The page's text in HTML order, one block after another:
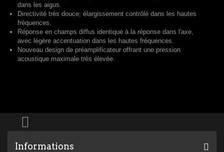
dans les aigus.
Directivité très douce; élargissement contrôlé dans les hautes
fréquences.
Réponse en champs diffus identique à la réponse dans l'axe,
avec légère accentuation dans les hautes fréquences.
Nouveau design de préamplificateur offrant une pression
acoustique maximale très élevée.
Informations